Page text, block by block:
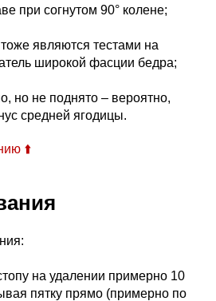
при согнутом 90° колене;
являются тестами на
широкой фасции бедра;
но не поднято – вероятно,
средней ягодицы.
⬆️
на удалении примерно 10
пятку прямо (примерно по